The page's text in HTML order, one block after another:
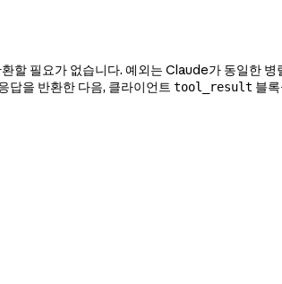
할 필요가 없습니다. 예외는 Claude가 동일한
답을 반환한 다음, 클라이언트 tool_result 블